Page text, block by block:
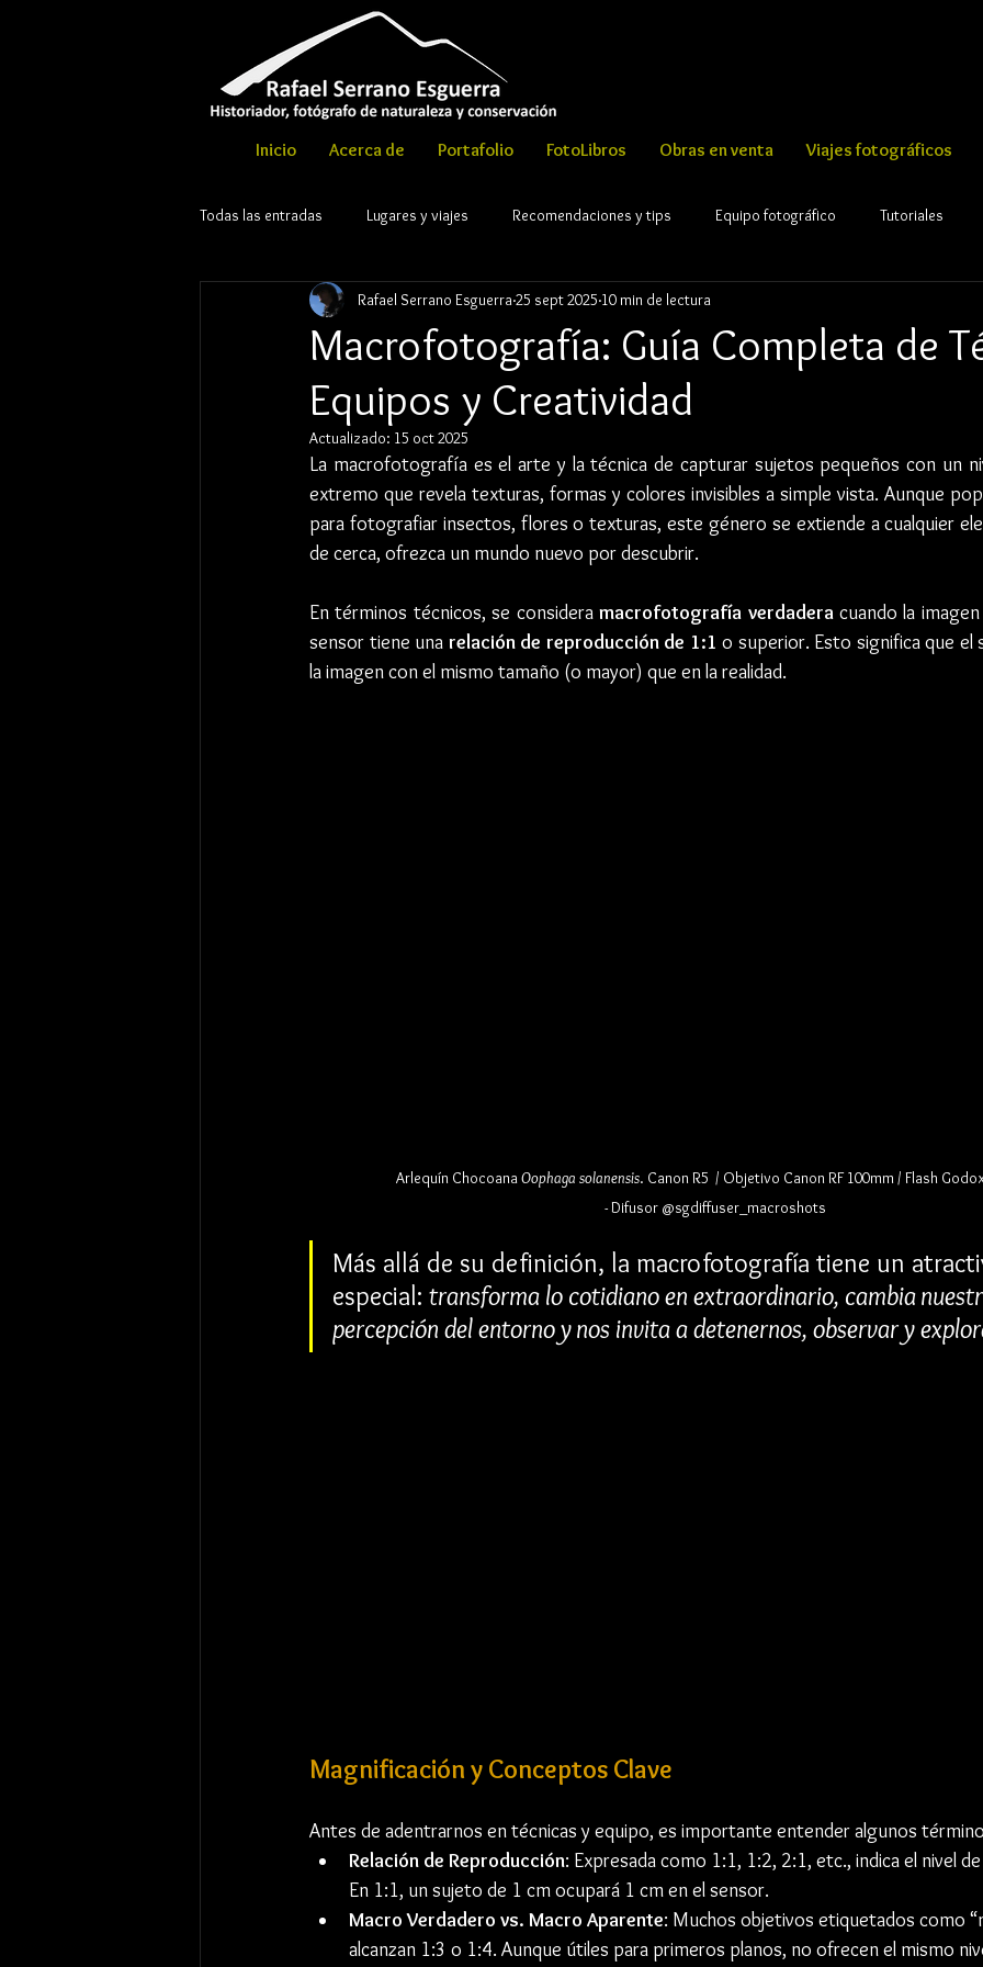
Inicio Acerca de Portafolio FotoLibros Obras en venta Viajes fotográficos
© Copyright Rafael Serrano esguerra
Todas las entradas Lugares y viajes Recomendaciones y tips Equipo fotográfico Tutoriales
Macrofotografía: Guía Completa de
Equipos y Creatividad
Rafael Serrano Esguerra25 sept 2025 10 min de lectura
Actualizado: 15 oct 2025
La macrofotografía es el arte y la técnica de capturar sujetos pequeños con un
extremo que revela texturas, formas y colores invisibles a simple vista. Aunque
para fotografiar insectos, flores o texturas, este género se extiende a cualquier
de cerca, ofrezca un mundo nuevo por descubrir.
En términos técnicos, se considera macrofotografía verdadera cuando la
sensor tiene una relación de reproducción de 1:1 o superior. Esto significa que el
la imagen con el mismo tamaño (o mayor) que en la realidad.
Arlequín Chocoana Oophaga solanensis. Canon R5  / Objetivo Canon RF 100mm / Flash
- Difusor @sgdiffuser_macroshots
Más allá de su definición, la macrofotografía tiene un
especial: transforma lo cotidiano en extraordinario, cambia
percepción del entorno y nos invita a detenernos, observar y
Magnificación y Conceptos Clave
Antes de adentrarnos en técnicas y equipo, es importante entender algunos
Relación de Reproducción: Expresada como 1:1, 1:2, 2:1, etc., indica el nivel
En 1:1, un sujeto de 1 cm ocupará 1 cm en el sensor.
Macro Verdadero vs. Macro Aparente: Muchos objetivos etiquetados como
alcanzan 1:3 o 1:4. Aunque útiles para primeros planos, no ofrecen el mismo